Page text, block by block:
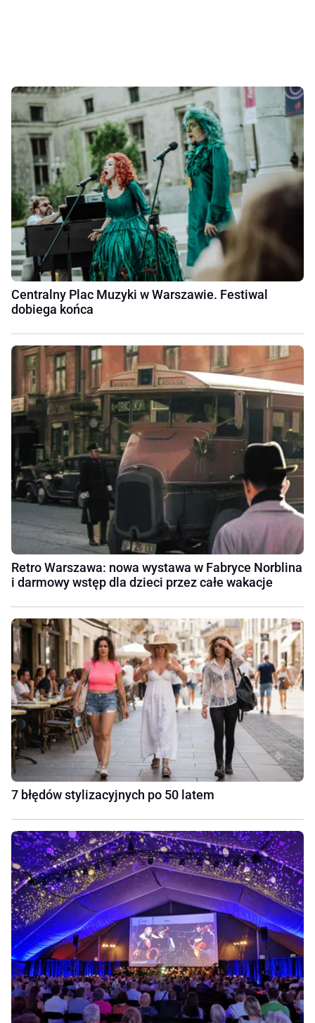
Centralny Plac Muzyki w Warszawie. Festiwal
dobiega końca
Retro Warszawa: nowa wystawa w Fabryce Norblina
i darmowy wstęp dla dzieci przez całe wakacje
7 błędów stylizacyjnych po 50 latem